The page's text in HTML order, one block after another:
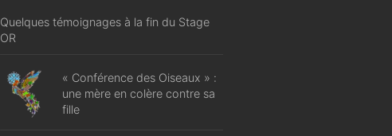
Quelques témoignages à la fin du Stage
OR
« Conférence des Oiseaux » :
une mère en colère contre sa
fille